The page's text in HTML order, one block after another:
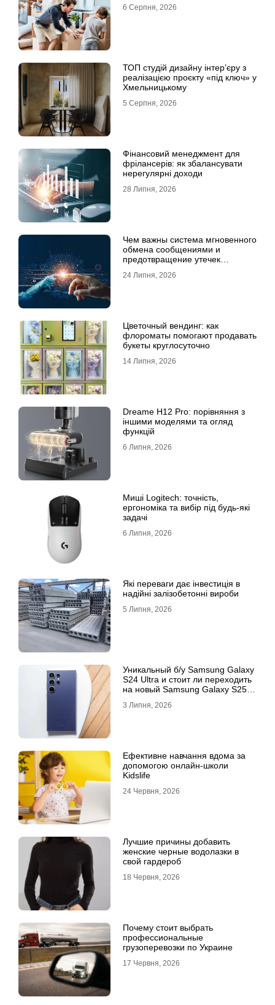
6 Серпня, 2026
ТОП студій дизайну інтер’єру з
реалізацією проєкту «під ключ» у
Хмельницькому
5 Серпня, 2026
Фінансовий менеджмент для
фрілансерів: як збалансувати
нерегулярні доходи
28 Липня, 2026
Чем важны система мгновенного
обмена сообщениями и
предотвращение утечек
24 Липня, 2026
Цветочный вендинг: как
флороматы помогают продавать
букеты круглосуточно
14 Липня, 2026
Dreame H12 Pro: порівняння з
іншими моделями та огляд
функцій
6 Липня, 2026
Миші Logitech: точність,
ергономіка та вибір під будь-які
задачі
6 Липня, 2026
Які переваги дає інвестиція в
надійні залізобетонні вироби
5 Липня, 2026
Уникальный б/у Samsung Galaxy
S24 Ultra и стоит ли переходить
на новый Samsung Galaxy S25
3 Липня, 2026
Ефективне навчання вдома за
допомогою онлайн-школи
Kidslife
24 Червня, 2026
Лучшие причины добавить
женские черные водолазки в
свой гардероб
18 Червня, 2026
Почему стоит выбрать
профессиональные
грузоперевозки по Украине
17 Червня, 2026